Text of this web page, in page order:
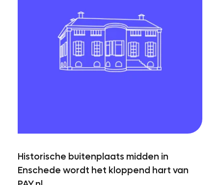
Historische buitenplaats midden in
Enschede wordt het kloppend hart van